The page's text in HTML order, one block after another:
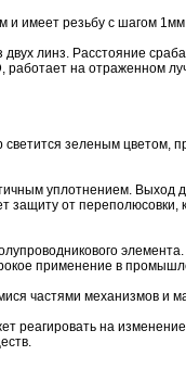
имеет резьбу с шагом
линз. Расстояние
на отраженном
зеленым цветом,
уплотнением. Выход
защиту от переполюсовки,
применение в
частями механизмов и
реагировать на